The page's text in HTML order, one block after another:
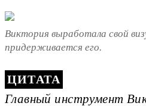
Виктория выработала свой
придерживается его.
Главный инструмент